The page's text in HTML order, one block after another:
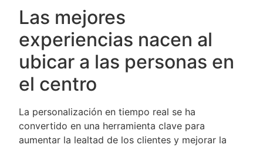
Las mejores
experiencias nacen al
ubicar a las personas en
el centro
La personalización en tiempo real se ha
convertido en una herramienta clave para
aumentar la lealtad de los clientes y mejorar la